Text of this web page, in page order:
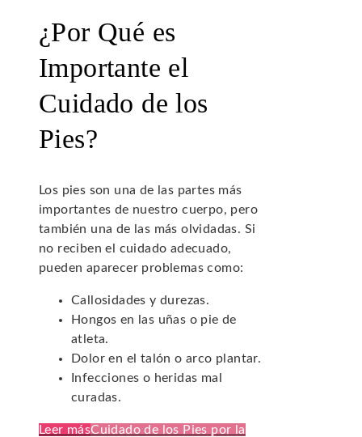
¿Por Qué es
Importante el
Cuidado de los
Pies?
Los pies son una de las partes más
importantes de nuestro cuerpo, pero
también una de las más olvidadas. Si
no reciben el cuidado adecuado,
pueden aparecer problemas como:
Callosidades y durezas.
Hongos en las uñas o pie de
atleta.
Dolor en el talón o arco plantar.
Infecciones o heridas mal
curadas.
Leer másCuidado de los Pies por la